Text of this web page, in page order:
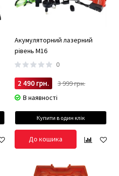
Акумуляторний лазерний
рівень М16
0
2 490 грн.
3 999 грн.
В наявності
Купити в один клік
До кошика